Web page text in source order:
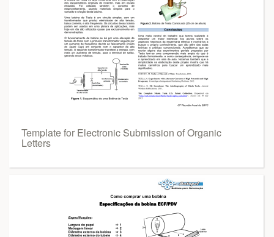
Template for Electronic Submission of Organic
Letters